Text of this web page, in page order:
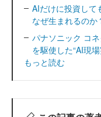
AIだけに投資し
なぜ生まれるの
パナソニック コ
を駆使した“AI現
もっと読む